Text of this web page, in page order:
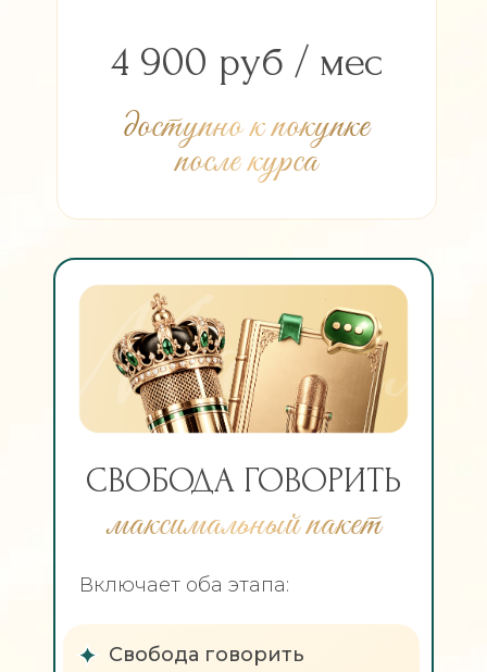
4 900 руб / мес
после курса
доступно к покупке
СВОБОДА ГОВОРИТЬ
максимальный пакет
Включает оба этапа:
Свобода говорить